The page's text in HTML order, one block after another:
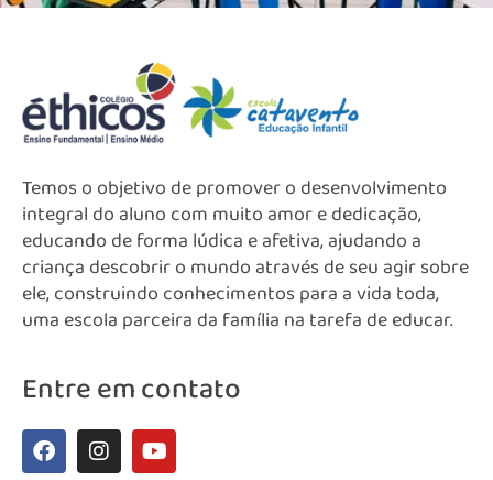
Temos o objetivo de promover o desenvolvimento
integral do aluno com muito amor e dedicação,
educando de forma lúdica e afetiva, ajudando a
criança descobrir o mundo através de seu agir sobre
ele, construindo conhecimentos para a vida toda,
uma escola parceira da família na tarefa de educar.
Entre em contato